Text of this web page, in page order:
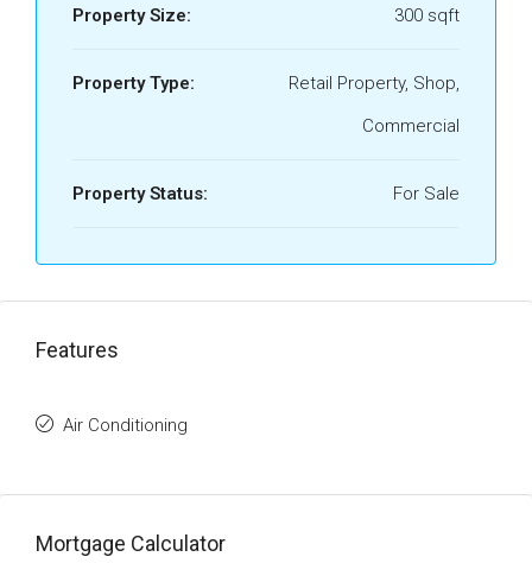
Property Size: 300 sqft
Property Type:
Retail Property, Shop,
Commercial
Property Status: For Sale
Features
Air Conditioning
Mortgage Calculator